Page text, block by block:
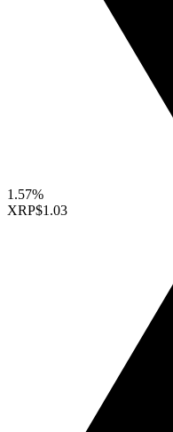
1.57%
XRP$1.03